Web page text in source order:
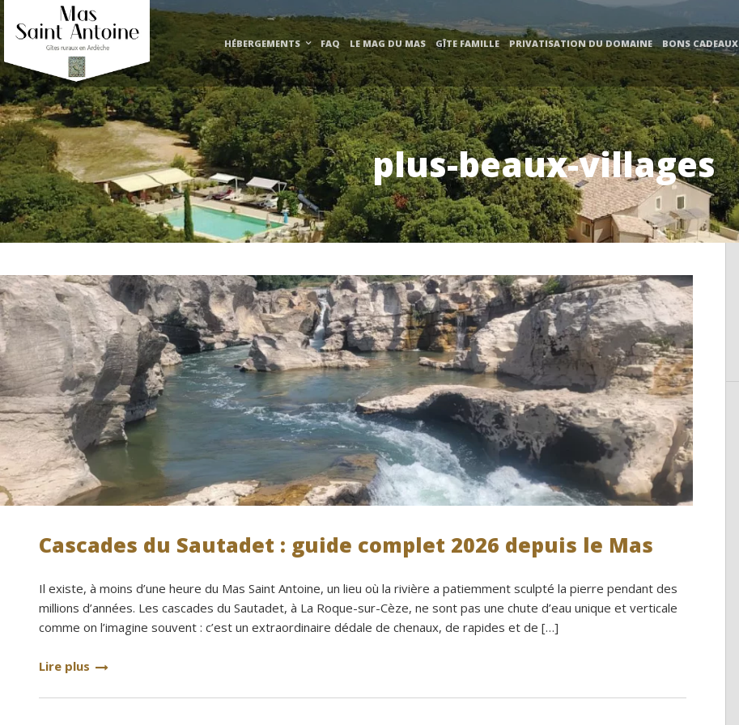
HÉBERGEMENTS FAQ LE MAG DU MAS GÎTE FAMILLE PRIVATISATION DU DOMAINE BONS CADEAUX
plus-beaux-villages
Cascades du Sautadet : guide complet 2026 depuis le Mas
Il existe, à moins d’une heure du Mas Saint Antoine, un lieu où la rivière a patiemment sculpté la pierre pendant des
millions d’années. Les cascades du Sautadet, à La Roque-sur-Cèze, ne sont pas une chute d’eau unique et verticale
comme on l’imagine souvent : c’est un extraordinaire dédale de chenaux, de rapides et de […]
Lire plus